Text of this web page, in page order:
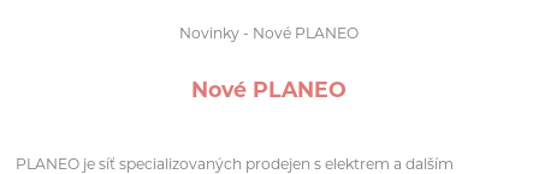
Novinky- Nové PLANEO
Nové PLANEO
PLANEO je síť specializovaných prodejen s elektrem a dalším